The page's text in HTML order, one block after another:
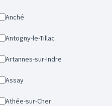
Anché
Antogny-le-Tillac
Artannes-sur-Indre
Assay
Athée-sur-Cher